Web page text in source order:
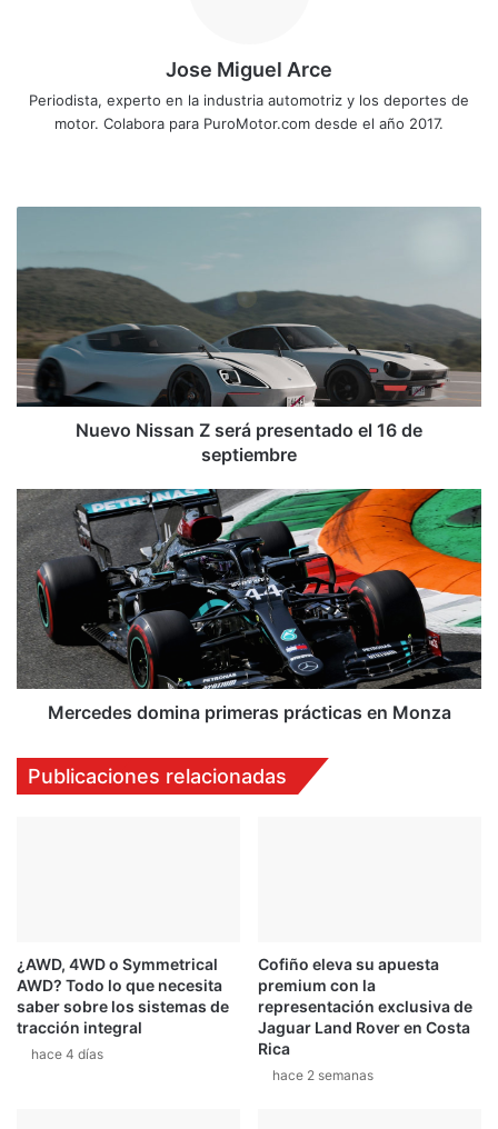
Jose Miguel Arce
Periodista, experto en la industria automotriz y los deportes de
motor. Colabora para PuroMotor.com desde el año 2017.
presentado
el
16
de
septiembre
Nuevo Nissan Z será presentado el 16 de
septiembre
Mercedes
domina
primeras
prácticas
en
Monza
Mercedes domina primeras prácticas en Monza
Publicaciones relacionadas
¿AWD, 4WD o Symmetrical
AWD? Todo lo que necesita
saber sobre los sistemas de
tracción integral
hace 4 días
Cofiño eleva su apuesta
premium con la
representación exclusiva de
Jaguar Land Rover en Costa
Rica
hace 2 semanas